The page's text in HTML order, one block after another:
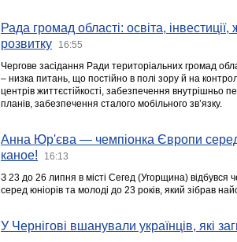
Рада громад області: освіта,
розвитку
16:55
Чергове засідання Ради територіальних громад
– низка питань, що постійно в полі зору й на
центрів життєстійкості, забезпечення внутрішньо
планів, забезпечення сталого мобільного зв’язку.
Анна Юр'єва — чемпіонка Європи серед
каное!
16:13
З 23 до 26 липня в місті Сегед (Угорщина) відбувся
серед юніорів та молоді до 23 років, який зібрав
У Чернігові вшанували українців, які